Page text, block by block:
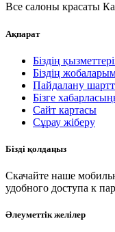
Все салоны красаты
Ақпарат
Біздің
Біздің
Пайдалану
Бізге
Сайт картасы
Сұрау жіберу
Бізді қолдаңыз
Скачайте наше
удобного доступа к
Әлеуметтік желілер